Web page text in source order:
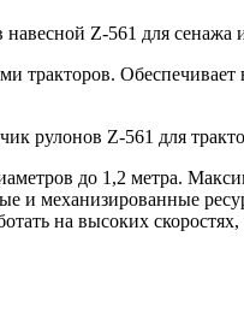
Z-561 для сенажа
тракторов.
рулонов Z-561 для
до 1,2 метра.
и механизированные
на высоких